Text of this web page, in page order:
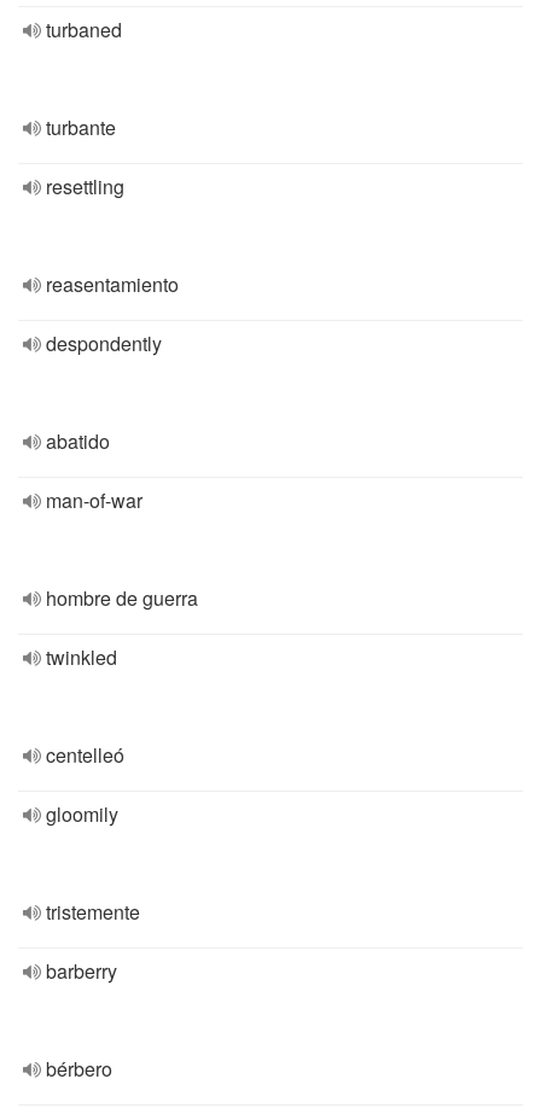
turbaned
turbante
resettling
reasentamiento
despondently
abatido
man-of-war
hombre de guerra
twinkled
centelleó
gloomily
tristemente
barberry
bérbero